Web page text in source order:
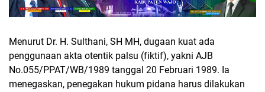
Menurut Dr. H. Sulthani, SH MH, dugaan kuat ada
penggunaan akta otentik palsu (fiktif), yakni AJB
No.055/PPAT/WB/1989 tanggal 20 Februari 1989. Ia
menegaskan, penegakan hukum pidana harus dilakukan